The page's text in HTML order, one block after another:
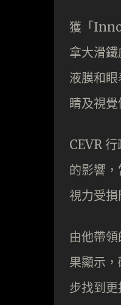
獲「
拿大滑
液膜和
睛及視覺
CEVR
的影響
視力受損
由他帶
果顯示
步找到